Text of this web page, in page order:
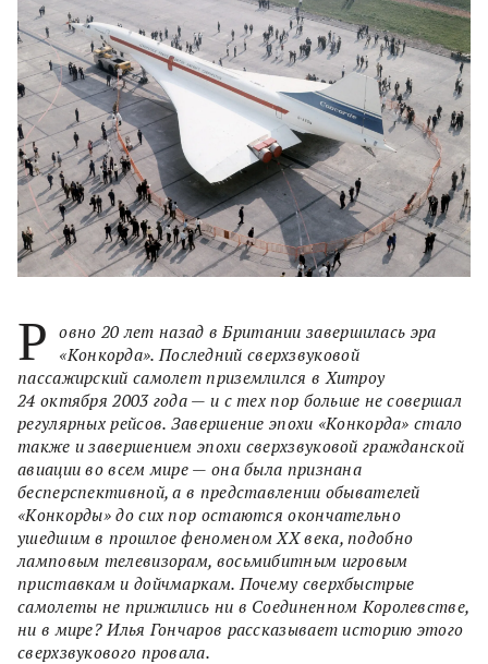
Р
овно 20 лет назад в Британии завершилась эра
«Конкорда». Последний сверхзвуковой
пассажирский самолет приземлился в Хитроу
24 октября 2003 года — и с тех пор больше не совершал
регулярных рейсов. Завершение эпохи «Конкорда» стало
также и завершением эпохи сверхзвуковой гражданской
авиации во всем мире — она была признана
бесперспективной, а в представлении обывателей
«Конкорды» до сих пор остаются окончательно
ушедшим в прошлое феноменом ХХ века, подобно
ламповым телевизорам, восьмибитным игровым
приставкам и дойчмаркам. Почему сверхбыстрые
самолеты не прижились ни в Соединенном Королевстве,
ни в мире? Илья Гончаров рассказывает историю этого
сверхзвукового провала.